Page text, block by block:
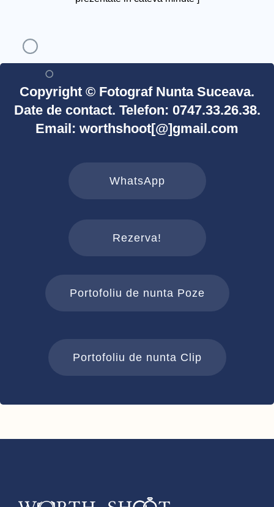
Copyright © Fotograf Nunta Suceava.
Date de contact. Telefon: 0747.33.26.38.
Email: worthshoot[@]gmail.com
WhatsApp
Rezerva!
Portofoliu de nunta Poze
Portofoliu de nunta Clip